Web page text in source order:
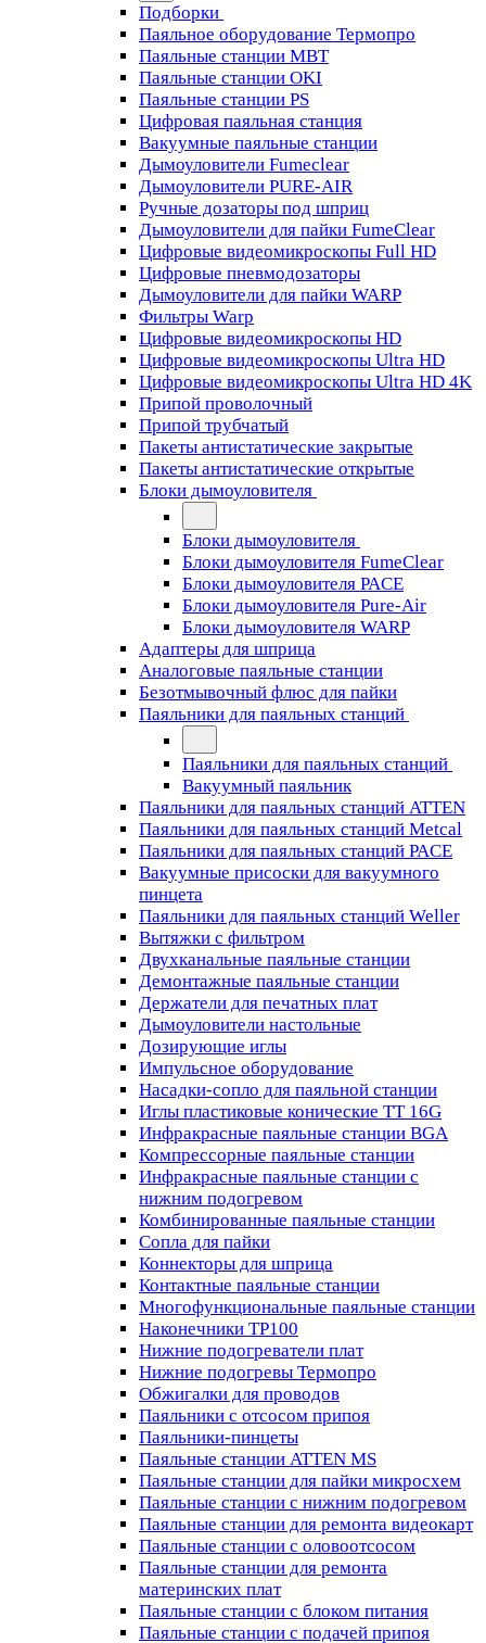
Подборки
Паяльное оборудование Термопро
Паяльные станции MBT
Паяльные станции OKI
Паяльные станции PS
Цифровая паяльная станция
Вакуумные паяльные станции
Дымоуловители Fumeclear
Дымоуловители PURE-AIR
Ручные дозаторы под шприц
Дымоуловители для пайки FumeClear
Цифровые видеомикроскопы Full HD
Цифровые пневмодозаторы
Дымоуловители для пайки WARP
Фильтры Warp
Цифровые видеомикроскопы HD
Цифровые видеомикроскопы Ultra HD
Цифровые видеомикроскопы Ultra HD 4K
Припой проволочный
Припой трубчатый
Пакеты антистатические закрытые
Пакеты антистатические открытые
Блоки дымоуловителя
Блоки дымоуловителя
Блоки дымоуловителя FumeClear
Блоки дымоуловителя PACE
Блоки дымоуловителя Pure-Air
Блоки дымоуловителя WARP
Адаптеры для шприца
Аналоговые паяльные станции
Безотмывочный флюс для пайки
Паяльники для паяльных станций
Паяльники для паяльных станций
Вакуумный паяльник
Паяльники для паяльных станций ATTEN
Паяльники для паяльных станций Metcal
Паяльники для паяльных станций PACE
Вакуумные присоски для вакуумного
пинцета
Паяльники для паяльных станций Weller
Вытяжки с фильтром
Двухканальные паяльные станции
Демонтажные паяльные станции
Держатели для печатных плат
Дымоуловители настольные
Дозирующие иглы
Импульсное оборудование
Насадки-сопло для паяльной станции
Иглы пластиковые конические TT 16G
Инфракрасные паяльные станции BGA
Компрессорные паяльные станции
Инфракрасные паяльные станции с
нижним подогревом
Комбинированные паяльные станции
Сопла для пайки
Коннекторы для шприца
Контактные паяльные станции
Многофункциональные паяльные станции
Наконечники TP100
Нижние подогреватели плат
Нижние подогревы Термопро
Обжигалки для проводов
Паяльники с отсосом припоя
Паяльники-пинцеты
Паяльные станции ATTEN MS
Паяльные станции для пайки микросхем
Паяльные станции с нижним подогревом
Паяльные станции для ремонта видеокарт
Паяльные станции с оловоотсосом
Паяльные станции для ремонта
материнских плат
Паяльные станции с блоком питания
Паяльные станции с подачей припоя